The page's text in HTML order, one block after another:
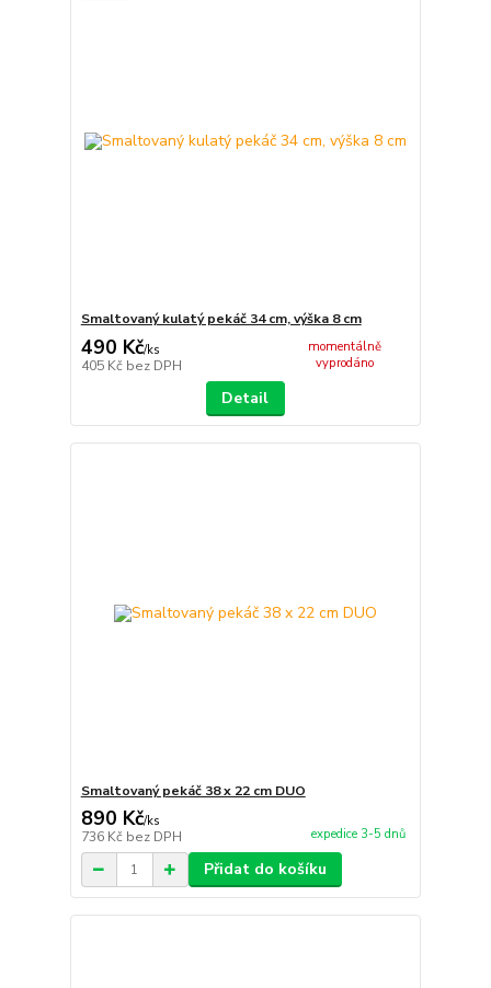
Smaltovaný kulatý pekáč 34 cm, výška 8 cm
490 Kč/ks
405 Kč bez DPH
momentálně
vyprodáno
Detail
Smaltovaný pekáč 38 x 22 cm DUO
890 Kč/ks
736 Kč bez DPH expedice 3-5 dnů
Přidat do košíku